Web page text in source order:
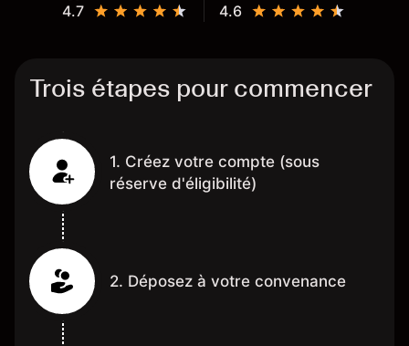
4.7 4.6
Trois étapes pour commencer
1. Créez votre compte (sous
réserve d'éligibilité)
2. Déposez à votre convenance